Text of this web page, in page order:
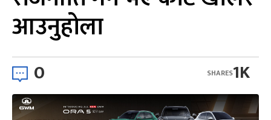
आउनुहोला
0 1K
SHARES